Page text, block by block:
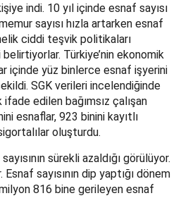
indi. 10 yıl içinde esnaf sayısı
sayısı hızla artarken esnaf
ciddi teşvik politikaları
Türkiye’nin ekonomik
içinde yüz binlerce esnaf işyerini
SGK verileri incelendiğinde
edilen bağımsız çalışan
esnaflar, 923 binini kayıtlı
oluşturdu.
sürekli azaldığı görülüyor.
sayısının dip yaptığı dönem
816 bine gerileyen esnaf